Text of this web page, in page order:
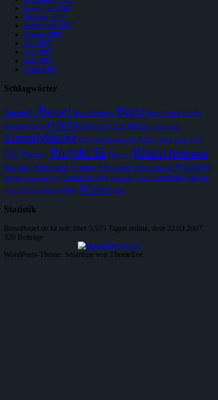
November 2007
Oktober 2007
September 2007
August 2007
Juli 2007
Juni 2007
Mai 2007
April 2007
Schlagwörter
Baustelle Beuel Beuel Bahnhof Bonn Bonn-Beuel Brücke
Eisenbahn Fotos Frühling Fußball Gimp Herbst Hochwasser
Kennedybrücke Kino Kreuzherrenstraße Kälte Laufen nachts Oper
P52 Postturm Projekt 52 Regen Rhein Rheinaue
Rheinufer Sanierung Schnee Schwimmen Schwimmkran Sommer
Sonne Sonnenaufgang Sonnenuntergang Spielplatz Sport Straßenbahn SWB UN-
Tower Urlaub Wasser Wetter Winter Zug
Statistik
BonnBeuel.de ist seit: über 5.555 Tagen online, dem 22.03.2007.
326 Beiträge
WordPress-Theme: Smartline von ThemeZee.